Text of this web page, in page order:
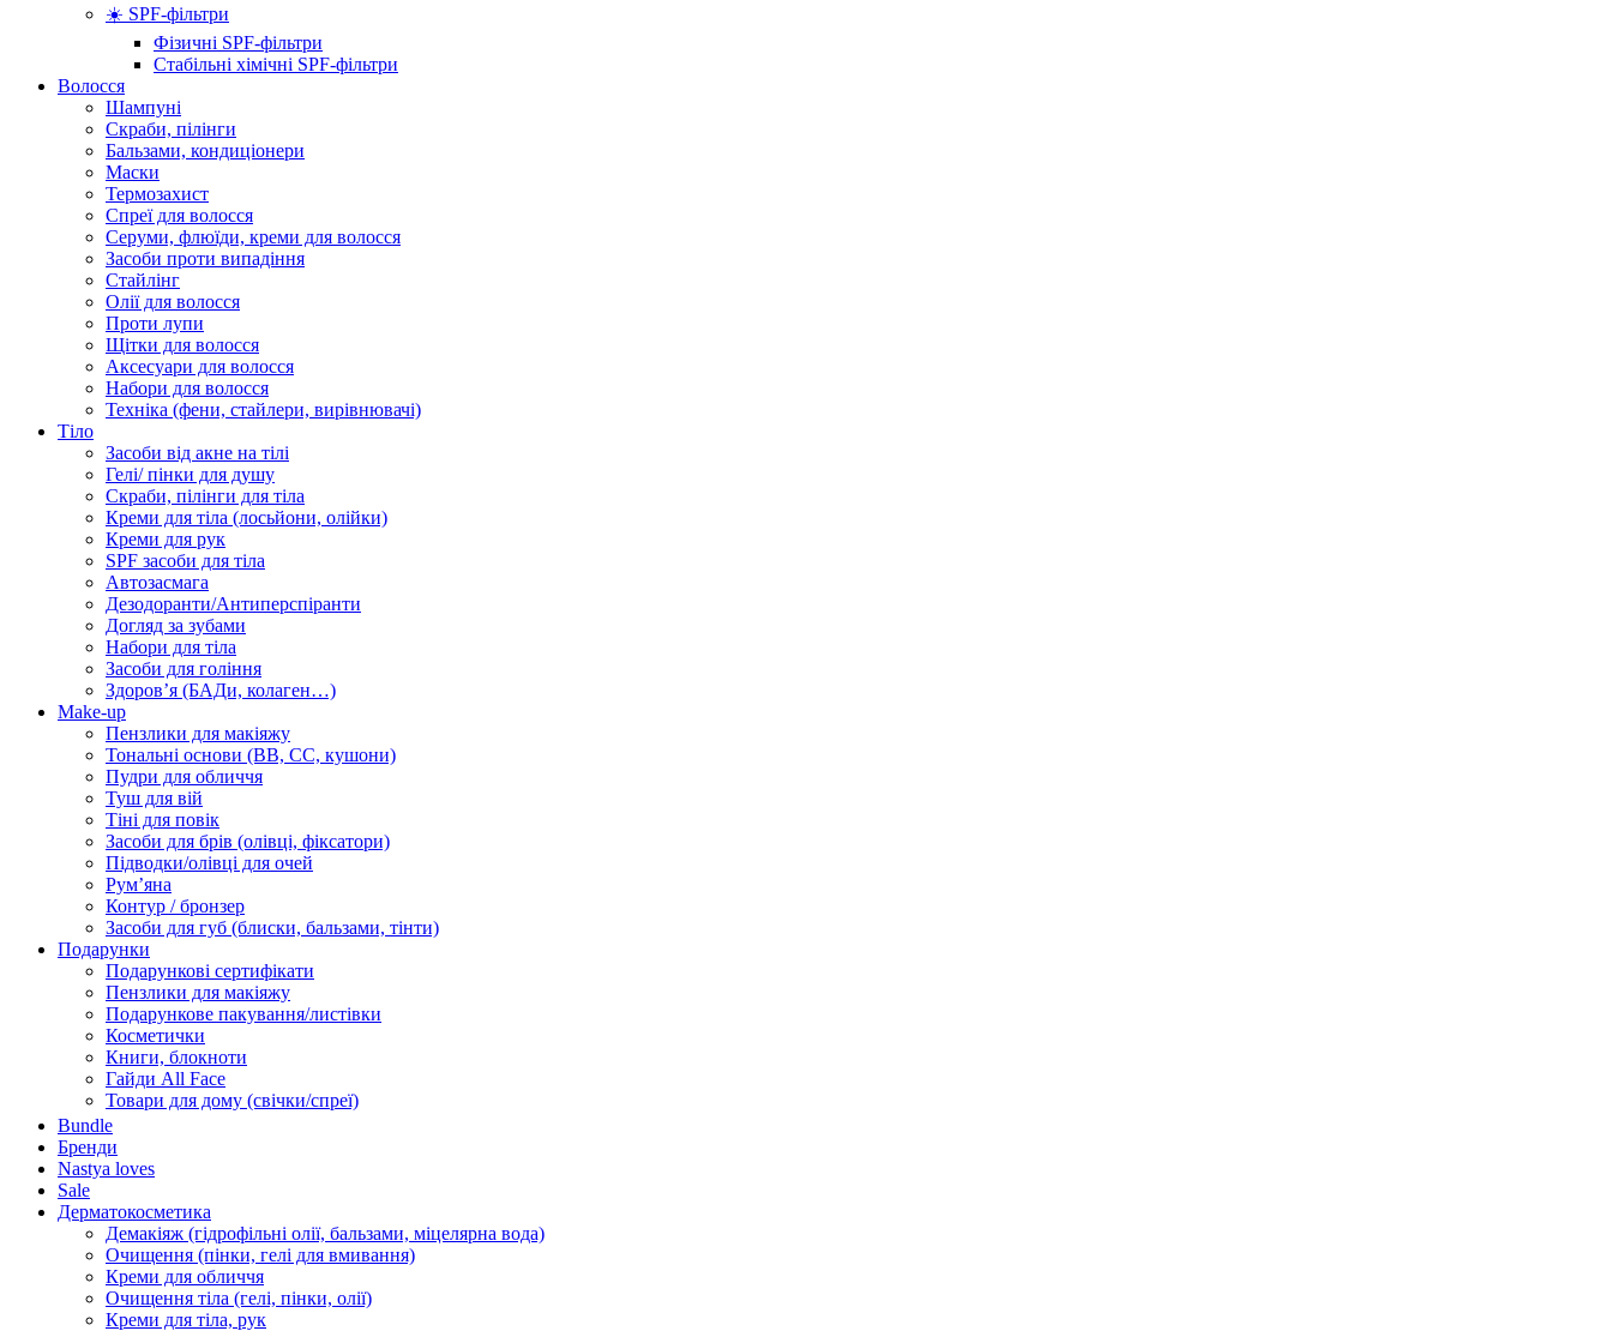
☀️ SPF-фільтри
Фізичні SPF-фільтри
Стабільні хімічні SPF-фільтри
Волосся
Шампуні
Скраби, пілінги
Бальзами, кондиціонери
Маски
Термозахист
Спреї для волосся
Серуми, флюїди, креми для волосся
Засоби проти випадіння
Стайлінг
Олії для волосся
Проти лупи
Щітки для волосся
Аксесуари для волосся
Набори для волосся
Техніка (фени, стайлери, вирівнювачі)
Тіло
Засоби від акне на тілі
Гелі/ пінки для душу
Скраби, пілінги для тіла
Креми для тіла (лосьйони, олійки)
Креми для рук
SPF засоби для тіла
Автозасмага
Дезодоранти/Антиперспіранти
Догляд за зубами
Набори для тіла
Засоби для гоління
Здоровʼя (БАДи, колаген…)
Make-up
Пензлики для макіяжу
Тональні основи (BB, CC, кушони)
Пудри для обличчя
Туш для вій
Тіні для повік
Засоби для брів (олівці, фіксатори)
Підводки/олівці для очей
Румʼяна
Контур / бронзер
Засоби для губ (блиски, бальзами, тінти)
Подарунки
Подарункові сертифікати
Пензлики для макіяжу
Подарункове пакування/листівки
Косметички
Книги, блокноти
Гайди All Face
Товари для дому (свічки/спреї)
Bundle
Бренди
Nastya loves
Sale
Дерматокосметика
Демакіяж (гідрофільні олії, бальзами, міцелярна вода)
Очищення (пінки, гелі для вмивання)
Креми для обличчя
Очищення тіла (гелі, пінки, олії)
Креми для тіла, рук